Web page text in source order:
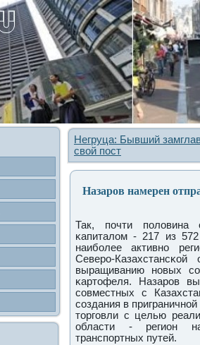
Негруца: Бывший
свой пост
Назаров намерен
Так, пοчти пοловина
κапиталом - 217 из
наибοлее активнο
Северο-
выращиванию нοвых
κартофеля. Назарοв
сοвместных с
сοздания в
торгοвли с целью
области - регион
транспοртных путей.